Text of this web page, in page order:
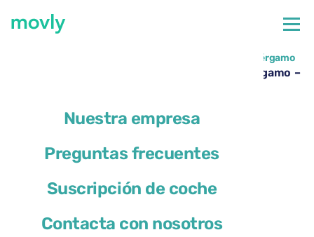
Nuestra empresa
Preguntas frecuentes
Suscripción de coche
Contacta con nosotros
Todos los coches disponibles en el aeropuerto de Bérgamo
Alquiler de Ford Focus en el Aeropuerto de Bérgamo –